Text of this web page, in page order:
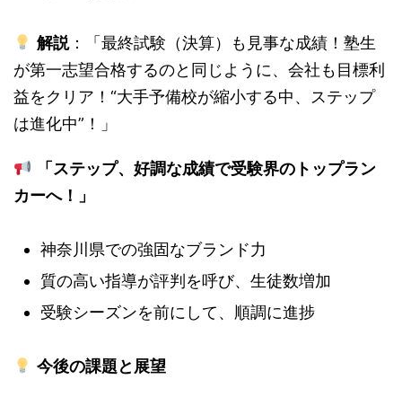
解説：「最終試験（決算）も見事な成績！塾生
が第一志望合格するのと同じように、会社も目標利
益をクリア！“大手予備校が縮小する中、ステップ
は進化中”！」
「ステップ、好調な成績で受験界のトップラン
カーへ！」
神奈川県での強固なブランド力
質の高い指導が評判を呼び、生徒数増加
受験シーズンを前にして、順調に進捗
今後の課題と展望